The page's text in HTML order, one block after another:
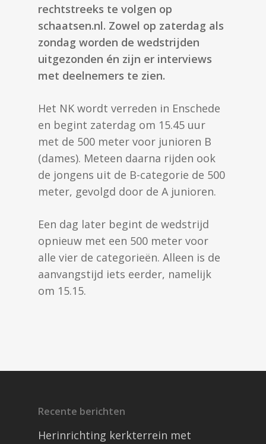
rechtstreeks te volgen op
schaatsen.nl. Zowel op zaterdag als
zondag worden de wedstrijden
uitgezonden én zijn er interviews
met deelnemers te zien.
Het NK wordt verreden in Enschede
en begint zaterdag om 15.45 uur
met de 500 meter voor junioren B
(dames). Meteen daarna rijden ook
de jongens uit de B-categorie de 500
meter, gevolgd door de A junioren.
Een dag later begint de wedstrijd
opnieuw met een 500 meter voor
alle vier de categorieën. Alleen is de
aanvangstijd iets eerder, namelijk
om 15.15.
Recente berichten
Herinrichting kerkterrein met